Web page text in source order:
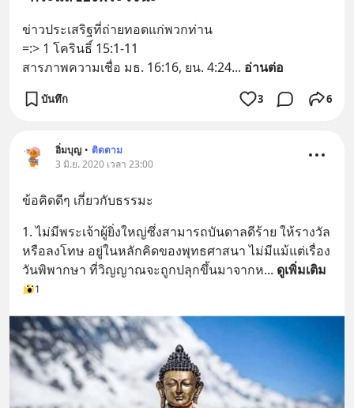
ข่าวประเสริฐที่ถ่ายทอดแก่พวกท่าน
=:> 1 โครินธิ์ 15:1-11
สารภาพความเชื่อ มธ. 16:16, ยน. 4:24... อ่านต่อ
บันทึก 3 6
อิ่มบุญ • ติดตาม
3 มิ.ย. 2020 เวลา 23:00
ข้อคิดดีๆ เกี่ยวกับธรรมะ
1. ไม่มีพระเจ้าผู้ยิ่งใหญ่ซึ่งสามารถบันดาลดีร้าย ให้รางวัล
หรือลงโทษ อยู่ในหลักคิดของพุทธศาสนา ไม่มีแม้แต่เรื่อง
วันพิพากษา ที่วิญญาณจะถูกปลุกขึ้นมาจากห... ดูเพิ่มเติม
1